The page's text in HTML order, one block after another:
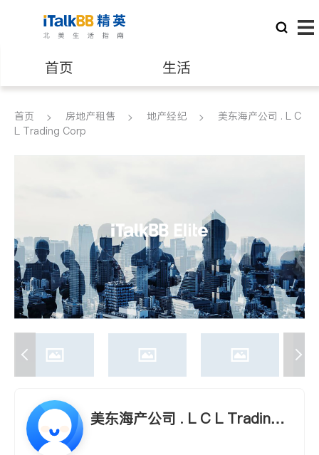
首页 生活
医生 律师
养老 非盈利组织
首页 房地产租售 地产经纪
美东海产公司 . L C
L Trading Corp
美东海产公司 . L C L Trading